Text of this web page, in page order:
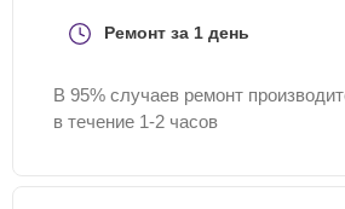
Ремонт за 1 день
В 95% случаев ремонт
в течение 1-2 часов